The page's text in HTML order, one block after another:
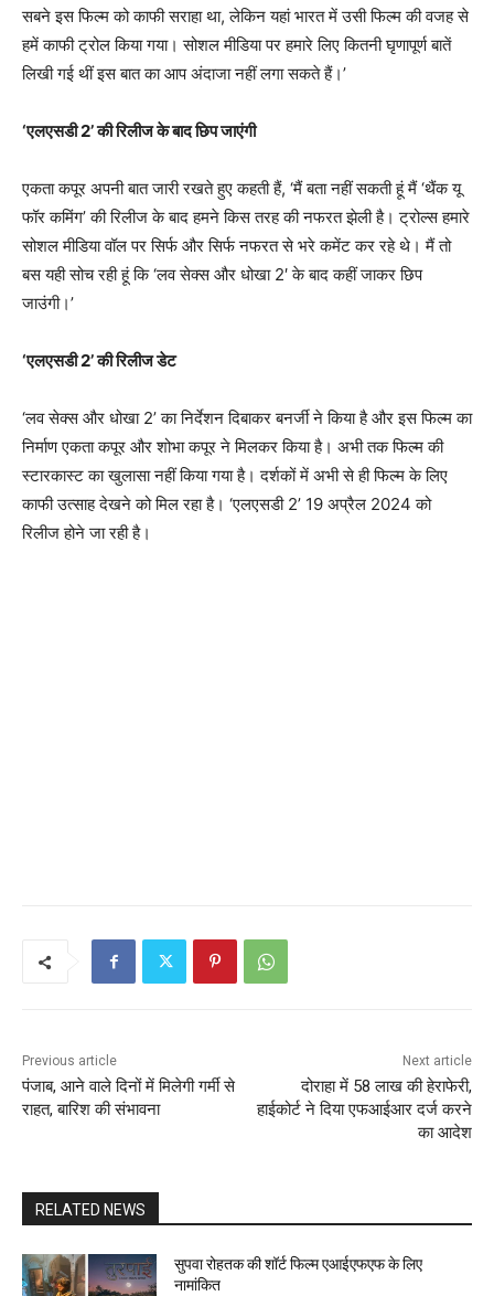
सबने इस फिल्म को काफी सराहा था, लेकिन यहां भारत में उसी फिल्म की वजह से
हमें काफी ट्रोल किया गया। सोशल मीडिया पर हमारे लिए कितनी घृणापूर्ण बातें
लिखी गई थीं इस बात का आप अंदाजा नहीं लगा सकते हैं।’
‘एलएसडी 2’ की रिलीज के बाद छिप जाएंगी
एकता कपूर अपनी बात जारी रखते हुए कहती हैं, ‘मैं बता नहीं सकती हूं मैं ‘थैंक यू
फॉर कमिंग’ की रिलीज के बाद हमने किस तरह की नफरत झेली है। ट्रोल्स हमारे
सोशल मीडिया वॉल पर सिर्फ और सिर्फ नफरत से भरे कमेंट कर रहे थे। मैं तो
बस यही सोच रही हूं कि ‘लव सेक्स और धोखा 2′ के बाद कहीं जाकर छिप
जाउंगी।’
‘एलएसडी 2’ की रिलीज डेट
‘लव सेक्स और धोखा 2’ का निर्देशन दिबाकर बनर्जी ने किया है और इस फिल्म का
निर्माण एकता कपूर और शोभा कपूर ने मिलकर किया है। अभी तक फिल्म की
स्टारकास्ट का खुलासा नहीं किया गया है। दर्शकों में अभी से ही फिल्म के लिए
काफी उत्साह देखने को मिल रहा है। ‘एलएसडी 2’ 19 अप्रैल 2024 को
रिलीज होने जा रही है।
Previous article
पंजाब, आने वाले दिनों में मिलेगी गर्मी से
राहत, बारिश की संभावना
Next article
दोराहा में 58 लाख की हेराफेरी,
हाईकोर्ट ने दिया एफआईआर दर्ज करने
का आदेश
RELATED NEWS
सुपवा रोहतक की शॉर्ट फिल्म एआईएफएफ के लिए
नामांकित